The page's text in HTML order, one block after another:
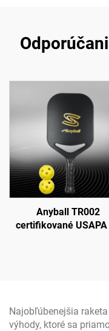
Anyball TR002
certifikované USAPA
Najobľúbenejšia
výhody, ktoré sa